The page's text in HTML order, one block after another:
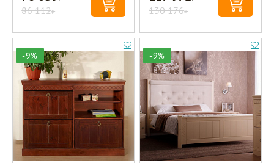
86 112Р 130 176Р
-9% -9%